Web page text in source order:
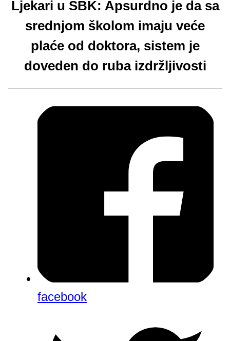
Ljekari u SBK: Apsurdno je da sa
srednjom školom imaju veće
plaće od doktora, sistem je
doveden do ruba izdržljivosti
facebook